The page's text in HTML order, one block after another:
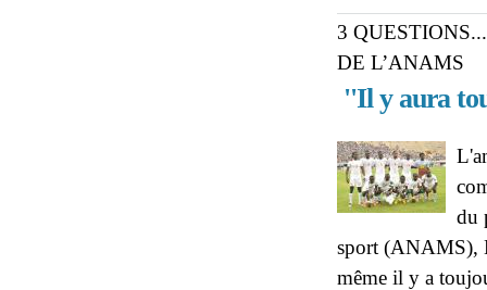
3
DE L’ANAMS
''Il y aura
du
sport (ANAMS),
même il y a